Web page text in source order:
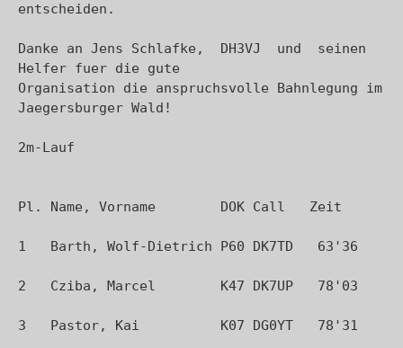
entscheiden.
Danke an Jens Schlafke,  DH3VJ  und  seinen
Helfer fuer die gute
Organisation die anspruchsvolle Bahnlegung im
Jaegersburger Wald!
2m-Lauf
Pl. Name, Vorname        DOK Call   Zeit
1   Barth, Wolf-Dietrich P60 DK7TD   63'36
2   Cziba, Marcel        K47 DK7UP   78'03
3   Pastor, Kai          K07 DG0YT   78'31